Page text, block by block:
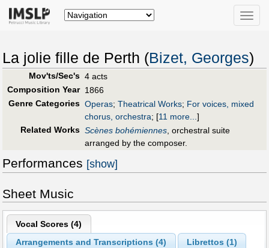
Toggle
La jolie fille de Perth (Bizet, Georges)
Mov'ts/Sec's 4 acts
Composition Year 1866
Genre Categories Operas; Theatrical Works; For voices, mixed
chorus, orchestra; [11 more...]
Related Works Scènes bohémiennes, orchestral suite
arranged by the composer.
Performances [show]
Sheet Music
Vocal Scores (4)
Arrangements and Transcriptions (4) Librettos (1)